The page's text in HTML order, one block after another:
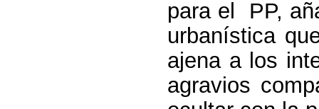
para el
PP,
urbanística
ajena a los
agravios